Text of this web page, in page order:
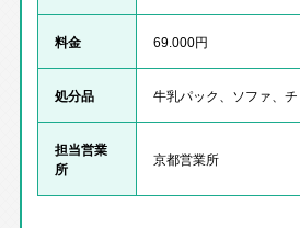
料金 69.000円
処分品 牛乳パック、ソファ、
担当営業
所
京都営業所